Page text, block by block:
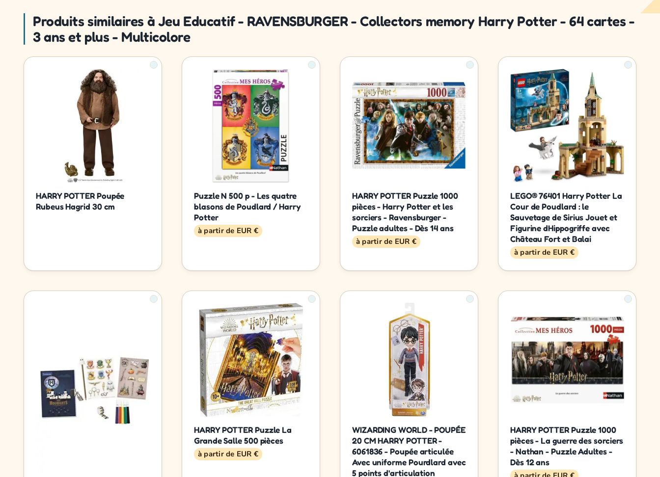
Produits similaires à Jeu Educatif - RAVENSBURGER - Collectors memory Harry Potter - 64 cartes -
3 ans et plus - Multicolore
HARRY POTTER Poupée
Rubeus Hagrid 30 cm
Puzzle N 500 p - Les quatre
blasons de Poudlard / Harry
Potter
à partir de EUR €
HARRY POTTER Puzzle 1000
pièces - Harry Potter et les
sorciers - Ravensburger -
Puzzle adultes - Dès 14 ans
à partir de EUR €
LEGO® 76401 Harry Potter La
Cour de Poudlard : le
Sauvetage de Sirius Jouet et
Figurine dHippogriffe avec
Château Fort et Balai
à partir de EUR €
HARRY POTTER Puzzle La
Grande Salle 500 pièces
à partir de EUR €
WIZARDING WORLD - POUPÉE
20 CM HARRY POTTER -
6061836 - Poupée articulée
Avec uniforme Pourdlard avec
5 points d'articulation
HARRY POTTER Puzzle 1000
pièces - La guerre des sorciers
- Nathan - Puzzle Adultes -
Dès 12 ans